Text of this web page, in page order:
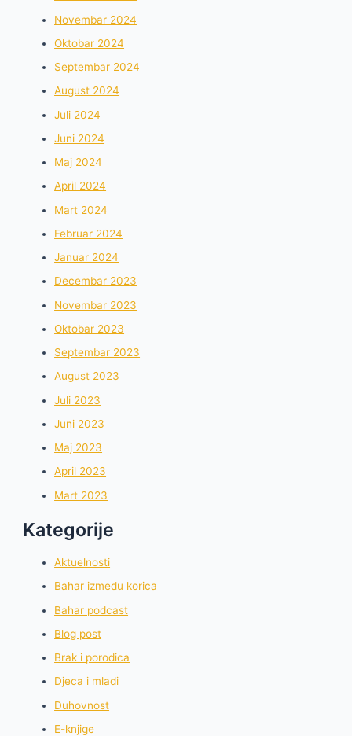
Novembar 2024
Oktobar 2024
Septembar 2024
August 2024
Juli 2024
Juni 2024
Maj 2024
April 2024
Mart 2024
Februar 2024
Januar 2024
Decembar 2023
Novembar 2023
Oktobar 2023
Septembar 2023
August 2023
Juli 2023
Juni 2023
Maj 2023
April 2023
Mart 2023
Kategorije
Aktuelnosti
Bahar između korica
Bahar podcast
Blog post
Brak i porodica
Djeca i mladi
Duhovnost
E-knjige